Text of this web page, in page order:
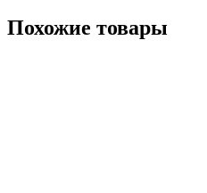
Похожие товары